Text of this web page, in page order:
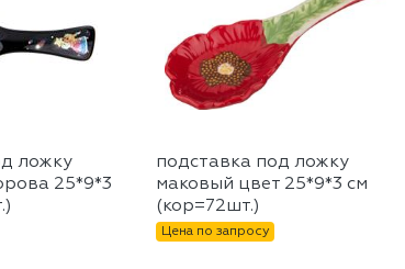
ложку
25*9*3
подставка под ложку
маковый цвет 25*9*3 см
(кор=72шт.)
Цена по запросу